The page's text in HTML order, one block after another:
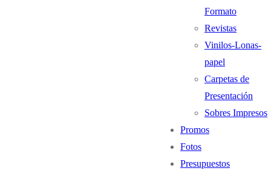
Formato
Revistas
Vinilos-Lonas-
papel
Carpetas de
Presentación
Sobres Impresos
Promos
Fotos
Presupuestos